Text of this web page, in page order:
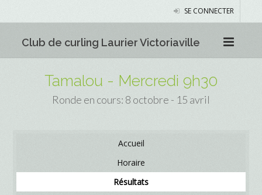
SE CONNECTER
Club de curling Laurier Victoriaville
Tamalou - Mercredi 9h30
Ronde en cours: 8 octobre - 15 avril
Accueil
Horaire
Résultats